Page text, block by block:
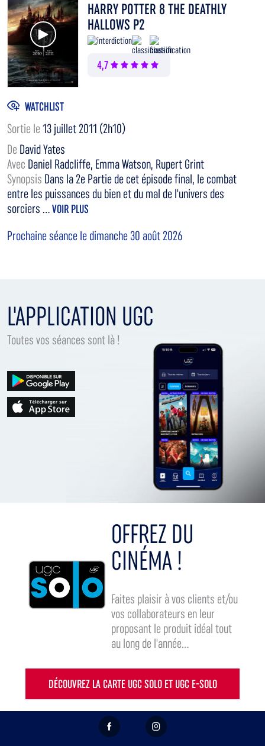
Voir la bande annonce
HARRY POTTER 8 THE DEATHLY
HALLOWS P2
4,7
WATCHLIST
Sortie le 13 juillet 2011 (2h10)
De David Yates
Avec Daniel Radcliffe, Emma Watson, Rupert Grint
Synopsis Dans la 2e Partie de cet épisode final, le combat
entre les puissances du bien et du mal de l'univers des
sorciers ...VOIR PLUS
Prochaine séance le dimanche 30 août 2026
L'APPLICATION UGC
Toutes vos séances sont là !
OFFREZ DU
CINÉMA !
Faites plaisir à vos clients et/ou
vos collaborateurs en leur
proposant le produit idéal tout
au long de l'année...
DÉCOUVREZ LA CARTE UGC SOLO ET UGC E-SOLO
FACEBOOK INSTAGRAM